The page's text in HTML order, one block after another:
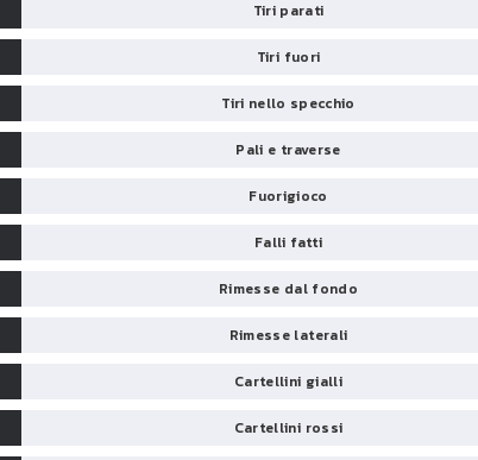
Tiri parati
Tiri fuori
Tiri nello specchio
Pali e traverse
Fuorigioco
Falli fatti
Rimesse dal fondo
Rimesse laterali
Cartellini gialli
Cartellini rossi